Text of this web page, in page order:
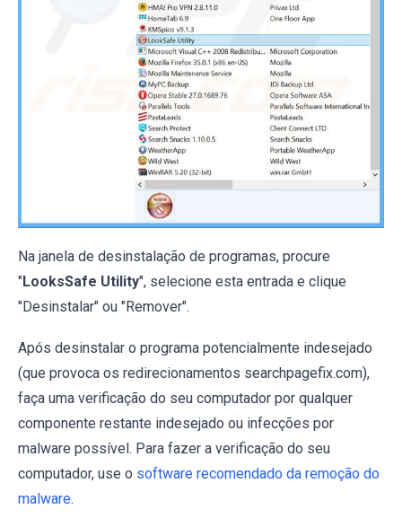
Na janela de desinstalação de programas, procure
"LooksSafe Utility", selecione esta entrada e clique
"Desinstalar" ou "Remover".
Após desinstalar o programa potencialmente indesejado
(que provoca os redirecionamentos searchpagefix.com),
faça uma verificação do seu computador por qualquer
componente restante indesejado ou infecções por
malware possível. Para fazer a verificação do seu
computador, use o software recomendado da remoção do
malware.